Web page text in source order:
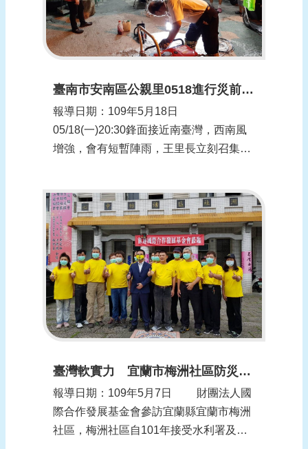
臺南市安南區公親里0518進行災前整備
報導日期：109年5月18日
05/18(一)20:30鋒面接近南臺灣，西南風
增強，會有短暫陣雨，王里長立刻召集防
Facebook粉絲專頁-公親日誌
臺灣軟實力 宜蘭市梅洲社區防災做外交
報導日期：109年5月7日 財團法人國
際合作發展基金會參訪宜蘭縣宜蘭市梅洲
社區，梅洲社區自101年接受水利署及宜